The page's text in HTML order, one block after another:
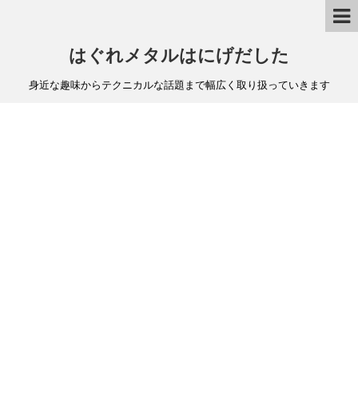
はぐれメタルはにげだした
身近な趣味からテクニカルな話題まで幅広く取り扱っていきます